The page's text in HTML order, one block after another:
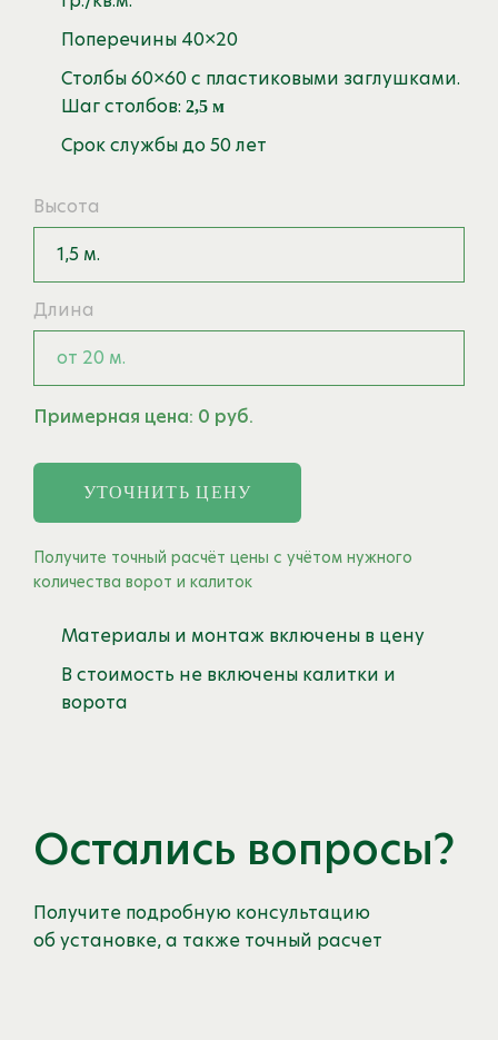
Поперечины 40×20
Столбы 60×60 с пластиковыми заглушками.
Шаг столбов: 2,5 м
Срок службы до 50 лет
Высота
1,5 м.
Длина
от 20 м.
Примерная цена: 0 руб.
УТОЧНИТЬ ЦЕНУ
Получите точный расчёт цены с учётом нужного
количества ворот и калиток
Материалы и монтаж включены в цену
В стоимость не включены калитки и
ворота
Остались вопросы?
Получите подробную консультацию
об установке, а также точный расчет